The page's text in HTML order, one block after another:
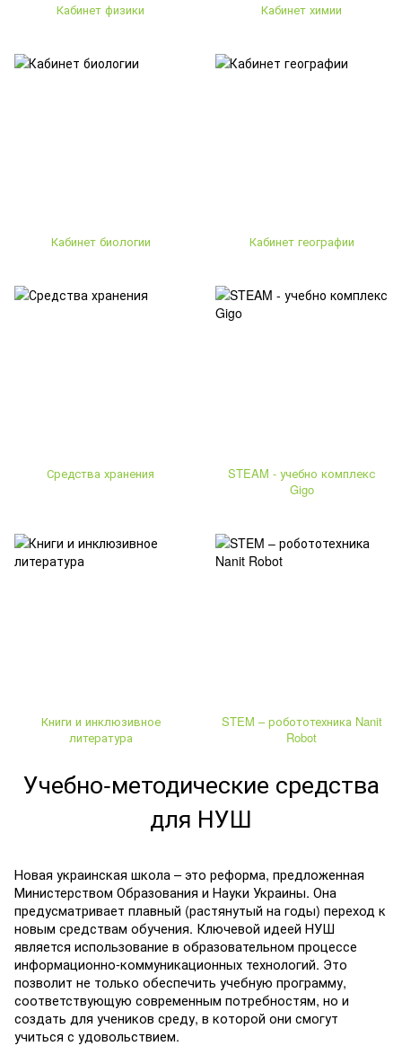
Учебно-методические средства
для НУШ
Новая украинская школа – это реформа, предложенная
Министерством Образования и Науки Украины. Она
предусматривает плавный (растянутый на годы) переход к
новым средствам обучения. Ключевой идеей НУШ
является использование в образовательном процессе
информационно-коммуникационных технологий. Это
позволит не только обеспечить учебную программу,
соответствующую современным потребностям, но и
создать для учеников среду, в которой они смогут
учиться с удовольствием.
Кабинет физики Кабинет химии
Кабинет биологии Кабинет географии
Средства хранения
STEAM - учебно комплекс
Gigo
Книги и инклюзивное
литература
STEM – робототехника Nanit
Robot